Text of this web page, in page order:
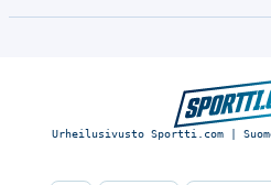
Urheilusivusto Sportti.com |